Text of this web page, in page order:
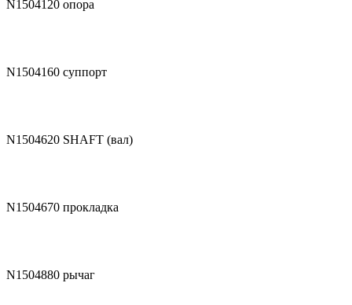
N1504120 опора
N1504160 суппорт
N1504620 SHAFT (вал)
N1504670 прокладка
N1504880 рычаг